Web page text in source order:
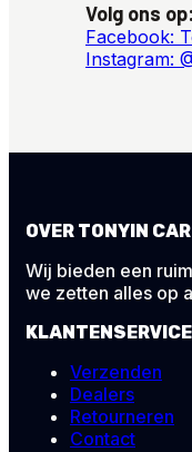
Volg ons op:
Facebook:
Instagram:
OVER TONYIN
Wij bieden een
we zetten alles op
KLANTENSERVICE
Verzenden
Dealers
Retourneren
Contact